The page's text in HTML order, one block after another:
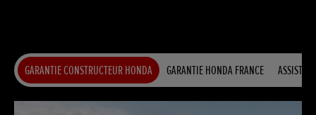
GARANTIE CONSTRUCTEUR HONDA GARANTIE HONDA FRANCE